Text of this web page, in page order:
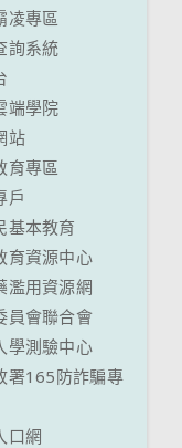
凌專區
詢系統
端學院
站
育專區
戶
基本教育
育資源中心
濫用資源網
員會聯合會
學測驗中心
署165防詐騙專
口網